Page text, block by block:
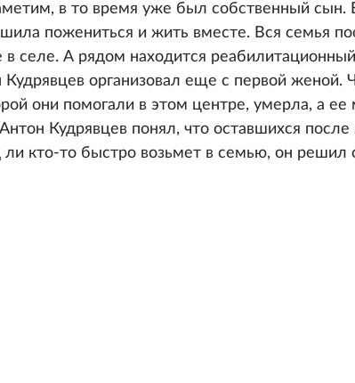
в то время уже был собственный сын.
пожениться и жить вместе. Вся семья
селе. А рядом находится
организовал еще с первой женой.
они помогали в этом центре, умерла, а ее
Кудрявцев понял, что оставшихся после
ли кто-то быстро возьмет в семью, он решил